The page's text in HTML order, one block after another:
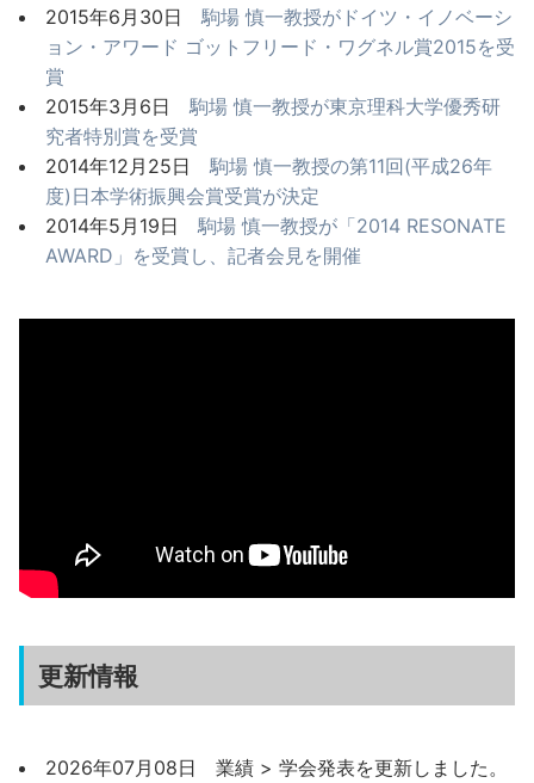
2015年6月30日 駒場 慎一教授がドイツ・イノベーシ
ョン・アワード ゴットフリード・ワグネル賞2015を受
賞
2015年3月6日 駒場 慎一教授が東京理科大学優秀研
究者特別賞を受賞
2014年12月25日 駒場 慎一教授の第11回(平成26年
度)日本学術振興会賞受賞が決定
2014年5月19日 駒場 慎一教授が「2014 RESONATE
AWARD」を受賞し、記者会見を開催
更新情報
2026年07月08日 業績 > 学会発表を更新しました。